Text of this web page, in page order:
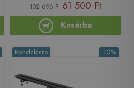
102 696 Ft 61 500 Ft
Kosárba
-10%
Rendelésre